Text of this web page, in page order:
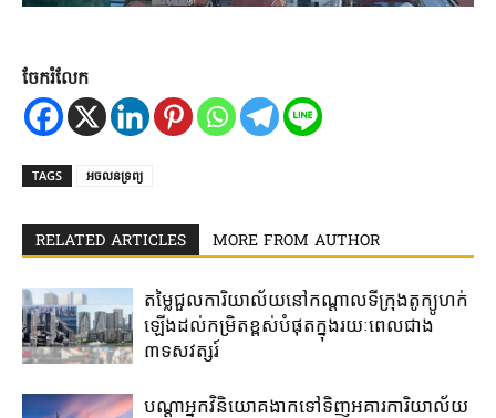
ចែករំលែក
TAGS អចលនទ្រព្យ
RELATED ARTICLES MORE FROM AUTHOR
តម្លៃជួល​ការិយាល័យ​នៅ​កណ្តាល​ទីក្រុងតូក្យូ​ហក់​
ឡើង​ដល់​កម្រិត​ខ្ពស់​បំផុត​ក្នុង​រយៈ​ពេល​ជាង​
៣ទសវត្សរ៍​
បណ្តាអ្នកវិនិយោគ​ងាក​ទៅ​ទិញ​អគារការិយាល័យ​